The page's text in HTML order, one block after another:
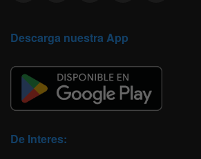
Descarga nuestra App
De Interes: